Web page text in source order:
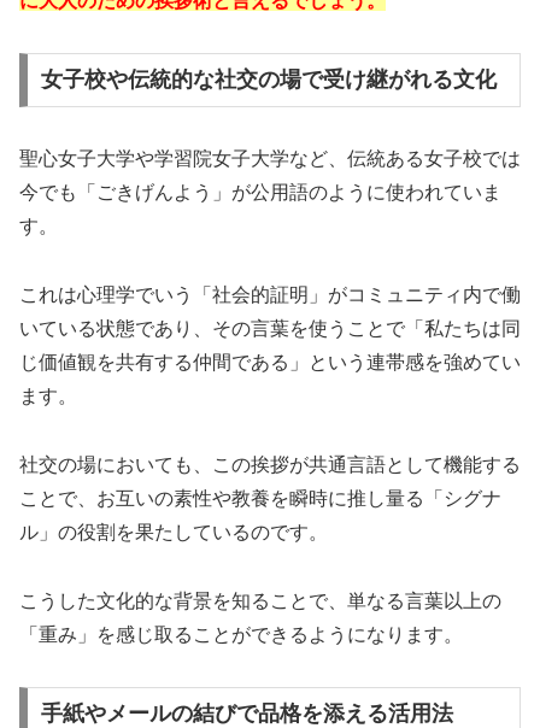
女子校や伝統的な社交の場で受け継がれる文化
聖心女子大学や学習院女子大学など、伝統ある女子校では
今でも「ごきげんよう」が公用語のように使われていま
す。
これは心理学でいう「社会的証明」がコミュニティ内で働
いている状態であり、その言葉を使うことで「私たちは同
じ価値観を共有する仲間である」という連帯感を強めてい
ます。
社交の場においても、この挨拶が共通言語として機能する
ことで、お互いの素性や教養を瞬時に推し量る「シグナ
ル」の役割を果たしているのです。
こうした文化的な背景を知ることで、単なる言葉以上の
「重み」を感じ取ることができるようになります。
手紙やメールの結びで品格を添える活用法